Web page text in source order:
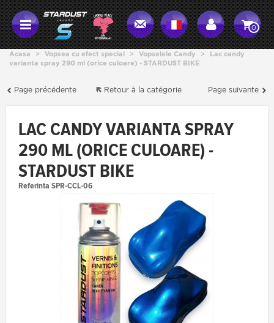
0
Acasa > Vopsea cu efect special > Vopselele Candy >
Lac candy
varianta spray 290 ml (orice culoare) - STARDUST BIKE
Page précédente Page suivante
Retour à la catégorie
LAC CANDY VARIANTA SPRAY
290 ML (ORICE CULOARE) -
STARDUST BIKE
Referinta SPR-CCL-06